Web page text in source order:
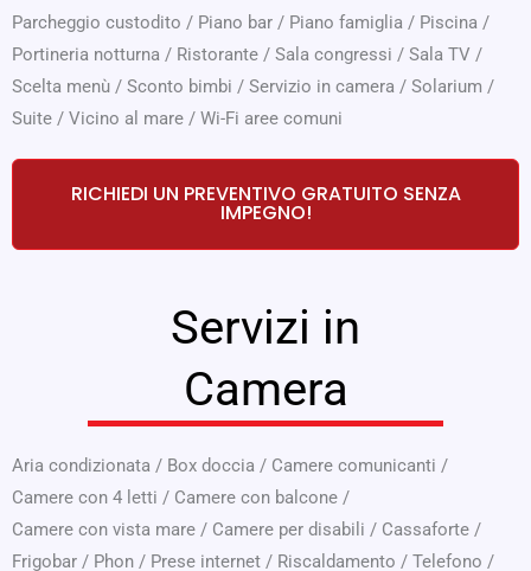
Parcheggio custodito / Piano bar / Piano famiglia / Piscina /
Portineria notturna / Ristorante / Sala congressi / Sala TV /
Scelta menù / Sconto bimbi / Servizio in camera / Solarium /
Suite / Vicino al mare / Wi-Fi aree comuni
RICHIEDI UN PREVENTIVO GRATUITO SENZA
IMPEGNO!
Servizi in
Camera
Aria condizionata / Box doccia / Camere comunicanti /
Camere con 4 letti / Camere con balcone /
Camere con vista mare / Camere per disabili / Cassaforte /
Frigobar / Phon / Prese internet / Riscaldamento / Telefono /